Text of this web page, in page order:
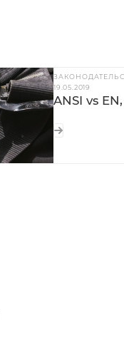
19.05.2019
ANSI vs